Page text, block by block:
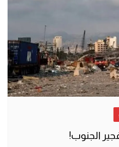
الجنوب!